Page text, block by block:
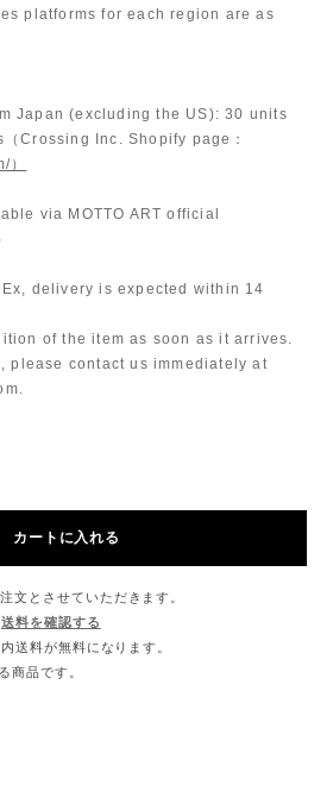
platforms for each region are as
Japan (excluding the US): 30 units
Crossing Inc. Shopify page：
via MOTTO ART official
delivery is expected within 14
of the item as soon as it arrives.
please contact us immediately at
.
カートに入れる
文とさせていただきます。
送料を確認する
送料が無料になります。
商品です。